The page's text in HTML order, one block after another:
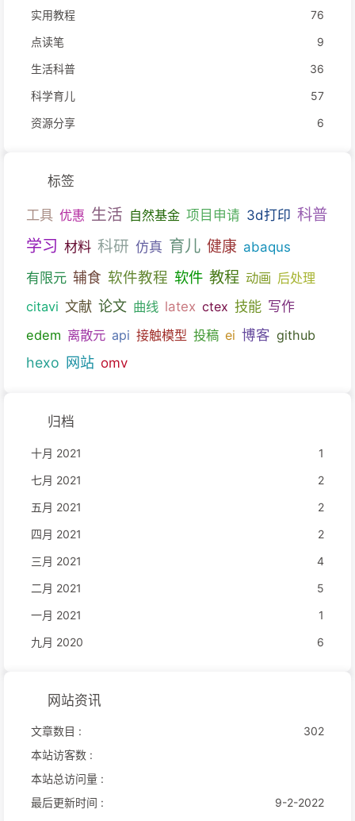
实用教程
76
点读笔
9
生活科普
36
科学育儿
57
资源分享
6
标签
工具 优惠 生活 自然基金 项目申请 3d打印 科普
学习 材料 科研 仿真 育儿 健康 abaqus
有限元 辅食 软件教程 软件 教程 动画 后处理
citavi 文献 论文 曲线 latex ctex 技能 写作
edem 离散元 api 接触模型 投稿 ei 博客 github
hexo 网站 omv
归档
十月 2021
1
七月 2021
2
五月 2021
2
四月 2021
2
三月 2021
4
二月 2021
5
一月 2021
1
九月 2020
6
网站资讯
文章数目 :
302
本站访客数 :
本站总访问量 :
最后更新时间 :
9-2-2022